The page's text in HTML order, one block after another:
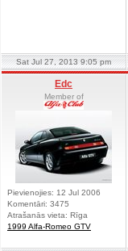
Sat Jul 27, 2013 9:05 pm
Edc
Member of
Pievienojies: 12 Jul 2006
Komentāri: 3475
Atrašanās vieta: Rīga
1999 Alfa-Romeo GTV